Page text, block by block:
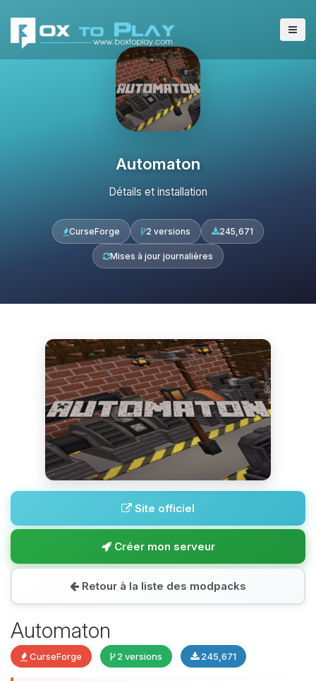
Automaton
Détails et installation
CurseForge 2 versions 245,671
Mises à jour journalières
Site officiel
Créer mon serveur
Retour à la liste des modpacks
Automaton
CurseForge 2 versions 245,671